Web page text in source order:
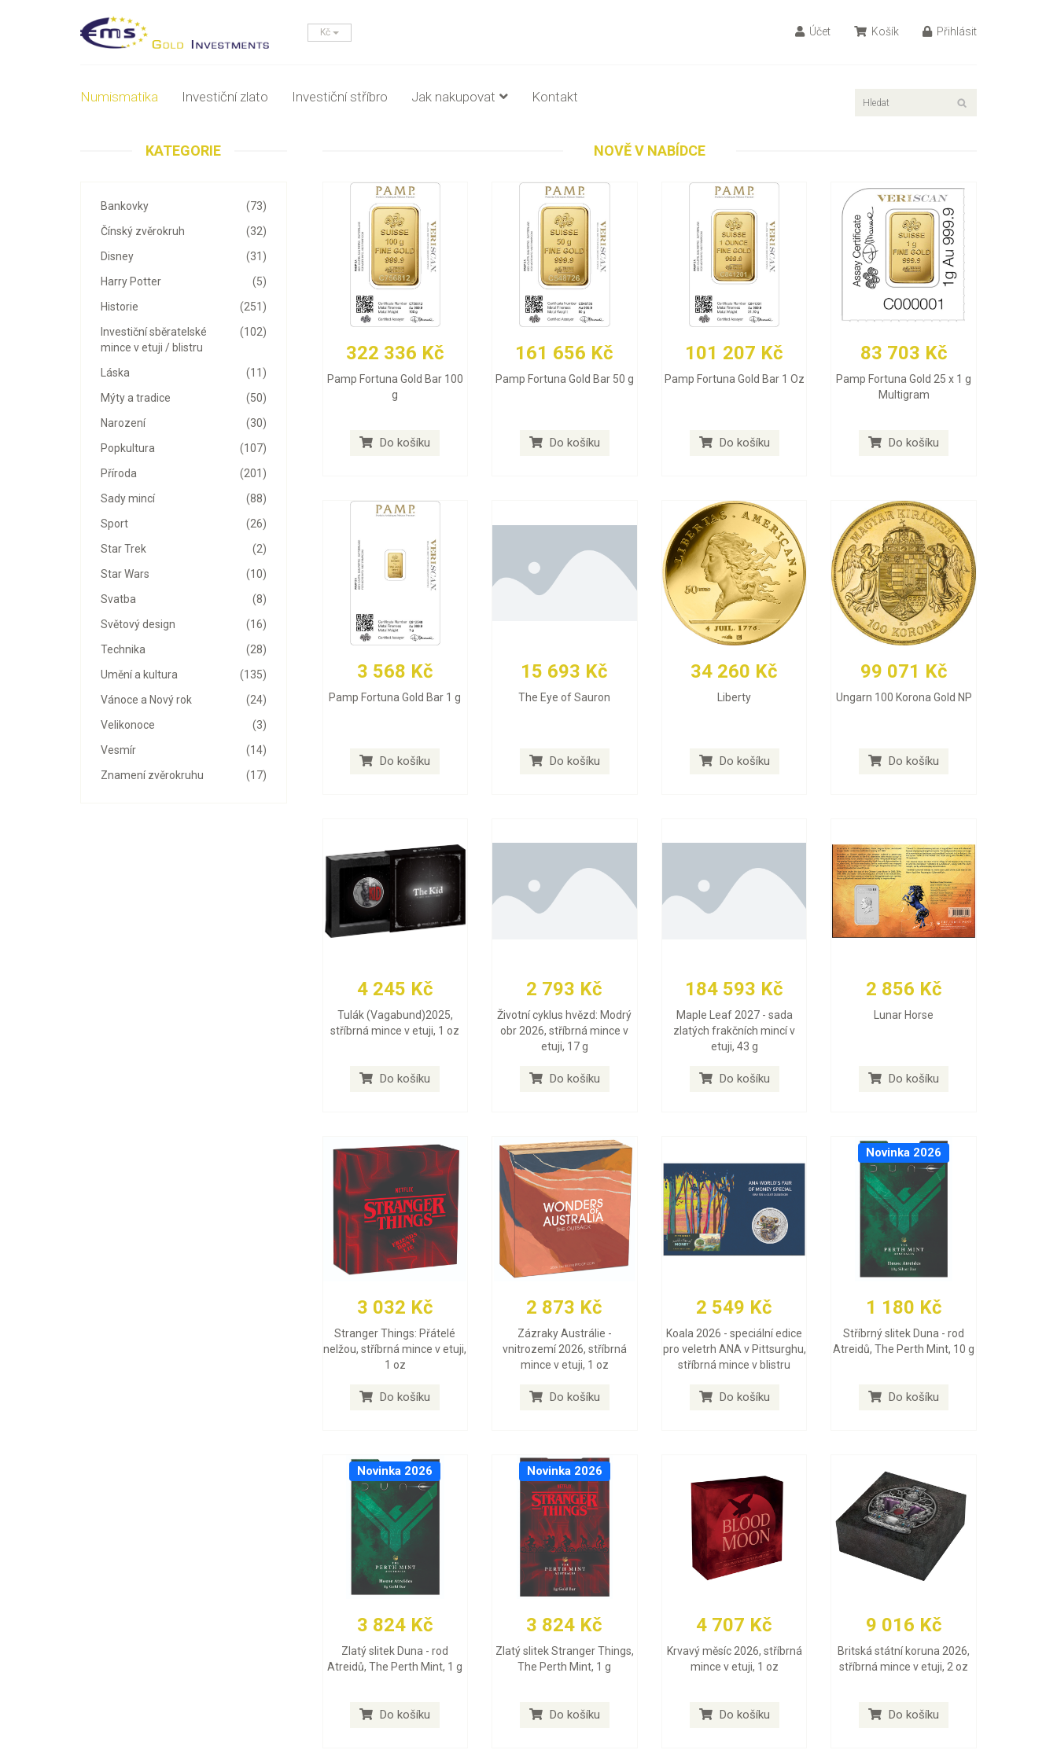
Kč Účet Košík Přihlásit
Numismatika Investiční zlato Investiční stříbro Jak nakupovat Kontakt
KATEGORIE
(73)
Bankovky
(32)
Čínský zvěrokruh
(31)
Disney
(5)
Harry Potter
(251)
Historie
(102)
Investiční sběratelské
mince v etuji / blistru
(11)
Láska
(50)
Mýty a tradice
(30)
Narození
(107)
Popkultura
(201)
Příroda
(88)
Sady mincí
(26)
Sport
(2)
Star Trek
(10)
Star Wars
(8)
Svatba
(16)
Světový design
(28)
Technika
(135)
Umění a kultura
(24)
Vánoce a Nový rok
(3)
Velikonoce
(14)
Vesmír
(17)
Znamení zvěrokruhu
NOVĚ V NABÍDCE
322 336 Kč
Pamp Fortuna Gold Bar 100
g
Do košíku
161 656 Kč
Pamp Fortuna Gold Bar 50 g
Do košíku
101 207 Kč
Pamp Fortuna Gold Bar 1 Oz
Do košíku
83 703 Kč
Pamp Fortuna Gold 25 x 1 g
Multigram
Do košíku
3 568 Kč
Pamp Fortuna Gold Bar 1 g
Do košíku
15 693 Kč
The Eye of Sauron
Do košíku
34 260 Kč
Liberty
Do košíku
99 071 Kč
Ungarn 100 Korona Gold NP
Do košíku
4 245 Kč
Tulák (Vagabund)2025,
stříbrná mince v etuji, 1 oz
Do košíku
2 793 Kč
Životní cyklus hvězd: Modrý
obr 2026, stříbrná mince v
etuji, 17 g
Do košíku
184 593 Kč
Maple Leaf 2027 - sada
zlatých frakčních mincí v
etuji, 43 g
Do košíku
2 856 Kč
Lunar Horse
Do košíku
3 032 Kč
Stranger Things: Přátelé
nelžou, stříbrná mince v etuji,
1 oz
Do košíku
2 873 Kč
Zázraky Austrálie -
vnitrozemí 2026, stříbrná
mince v etuji, 1 oz
Do košíku
2 549 Kč
Koala 2026 - speciální edice
pro veletrh ANA v Pittsurghu,
stříbrná mince v blistru
Do košíku
Novinka 2026
1 180 Kč
Stříbrný slitek Duna - rod
Atreidů, The Perth Mint, 10 g
Do košíku
Novinka 2026
3 824 Kč
Zlatý slitek Duna - rod
Atreidů, The Perth Mint, 1 g
Do košíku
Novinka 2026
3 824 Kč
Zlatý slitek Stranger Things,
The Perth Mint, 1 g
Do košíku
4 707 Kč
Krvavý měsíc 2026, stříbrná
mince v etuji, 1 oz
Do košíku
9 016 Kč
Britská státní koruna 2026,
stříbrná mince v etuji, 2 oz
Do košíku